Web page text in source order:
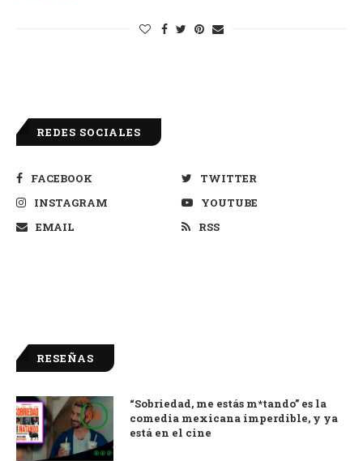
REDES SOCIALES
FACEBOOK
TWITTER
INSTAGRAM
YOUTUBE
EMAIL
RSS
RESEÑAS
9.0
“Sobriedad, me estás m*tando” es la
comedia mexicana imperdible, y ya
está en el cine